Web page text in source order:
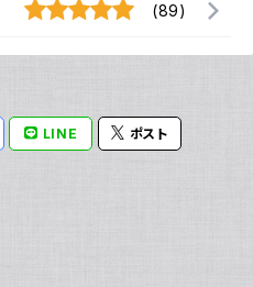
(89)
LINE ポスト